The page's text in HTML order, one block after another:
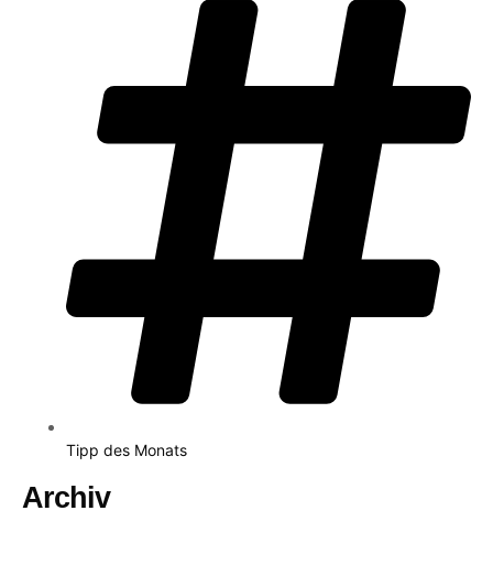
Tipp des Monats
Archiv